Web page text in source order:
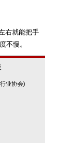
右就能把手
不慢。
业协会)